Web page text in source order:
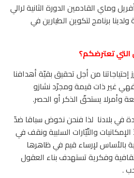
وماي القادمين الدورة الثانية لرالي
برنامج لتكوين الطيارين في
تعترضكم؟
من أجل تحقيق بقيّة أهدافنا
غير ذات قيمة ومجرّد نشازو
وأمرلا يستحقّ الذكر أو الحصر.
في بلادنا لذا فنحن نخوض سباقا ضدّ
والتّيّارات السلبية ونقف في
لإرساء قيم في ظاهرها
وفكرية تستهدف بناء العقول
.